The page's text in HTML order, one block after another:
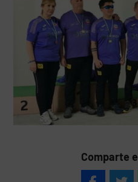
Comparte